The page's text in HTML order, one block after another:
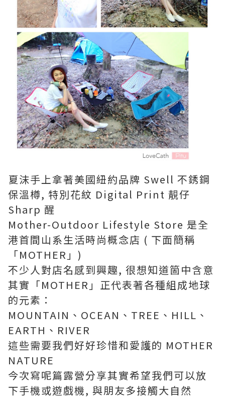
夏沫手上拿著美國紐約品牌 Swell 不銹鋼
保溫樽, 特別花紋 Digital Print 靚仔
Sharp 醒
Mother-Outdoor Lifestyle Store 是全
港首間山系生活時尚概念店 ( 下面簡稱
「MOTHER」)
不少人對店名感到興趣, 很想知道箇中含意
其實「MOTHER」正代表著各種組成地球
的元素：
MOUNTAIN、OCEAN、TREE、HILL、
EARTH、RIVER
這些需要我們好好珍惜和愛護的 MOTHER
NATURE
今次寫呢篇露營分享其實希望我們可以放
下手機或遊戲機, 與朋友多接觸大自然